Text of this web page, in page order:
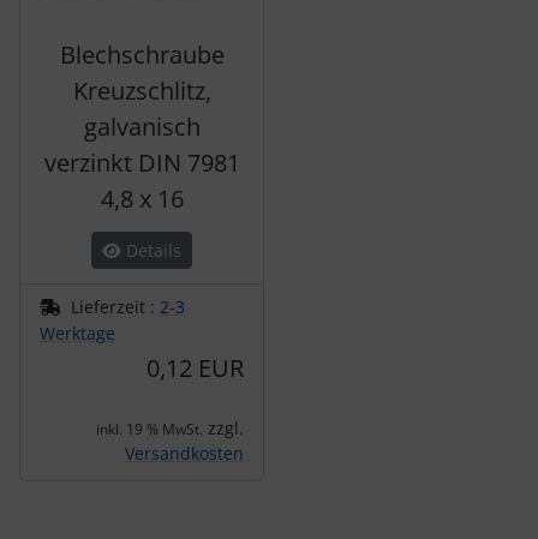
Blechschraube
Kreuzschlitz,
galvanisch
verzinkt DIN 7981
4,8 x 16
Details
Lieferzeit : 2-3
Werktage
0,12 EUR
inkl. 19 % MwSt. zzgl.
Versandkosten